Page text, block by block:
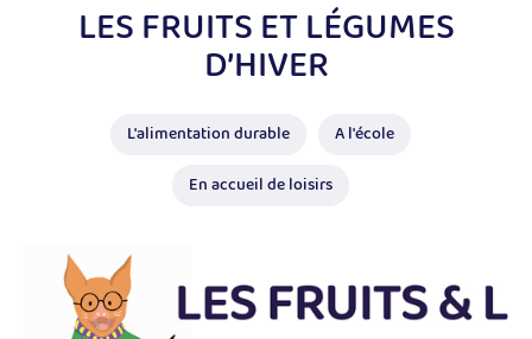
LES FRUITS ET LÉGUMES
D’HIVER
L'alimentation durable A l'école
En accueil de loisirs